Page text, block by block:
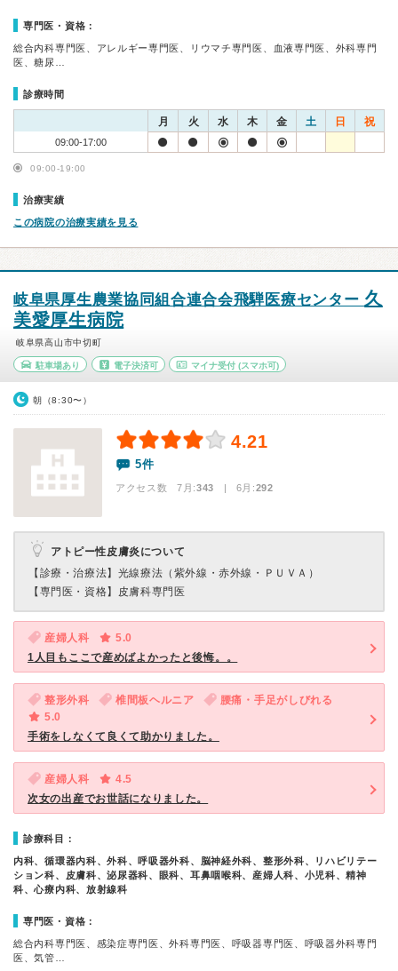
専門医・資格：
総合内科専門医、アレルギー専門医、リウマチ専門医、血液専門医、外科専門
医、糖尿…
診療時間
月 火 水 木 金 土 日 祝
09:00-17:00
09:00-19:00
治療実績
この病院の治療実績を見る
岐阜県厚生農業協同組合連合会飛騨医療センター 久
美愛厚生病院
岐阜県高山市中切町
駐車場あり 電子決済可 マイナ受付 (スマホ可)
朝（8:30〜）
4.21
5件
アクセス数 7月:343 | 6月:292
アトピー性皮膚炎について
【診療・治療法】 光線療法（紫外線・赤外線・ＰＵＶＡ）
【専門医・資格】 皮膚科専門医
産婦人科
5.0
1人目もここで産めばよかったと後悔。。
整形外科 椎間板ヘルニア
腰痛・手足がしびれる
5.0
手術をしなくて良くて助かりました。
産婦人科
4.5
次女の出産でお世話になりました。
診療科目：
内科、循環器内科、外科、呼吸器外科、脳神経外科、整形外科、リハビリテー
ション科、皮膚科、泌尿器科、眼科、耳鼻咽喉科、産婦人科、小児科、精神
科、心療内科、放射線科
専門医・資格：
総合内科専門医、感染症専門医、外科専門医、呼吸器専門医、呼吸器外科専門
医、気管…